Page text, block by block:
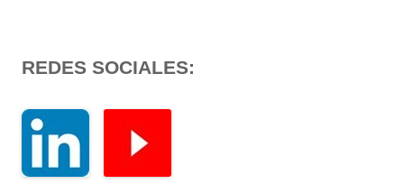
REDES SOCIALES: